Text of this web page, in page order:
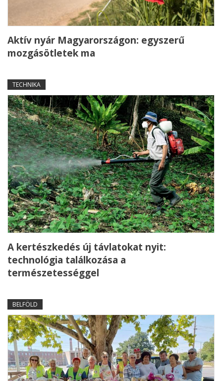
Aktív nyár Magyarországon: egyszerű
mozgásötletek ma
TECHNIKA
A kertészkedés új távlatokat nyit:
technológia találkozása a
természetességgel
BELFÖLD